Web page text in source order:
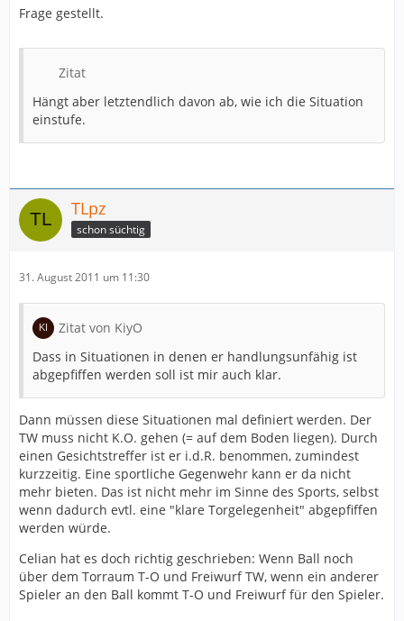
Frage gestellt.
Zitat
Hängt aber letztendlich davon ab, wie ich die Situation
einstufe.
TLpz
schon süchtig
31. August 2011 um 11:30
Zitat von KiyO
Dass in Situationen in denen er handlungsunfähig ist
abgepfiffen werden soll ist mir auch klar.
Dann müssen diese Situationen mal definiert werden. Der
TW muss nicht K.O. gehen (= auf dem Boden liegen). Durch
einen Gesichtstreffer ist er i.d.R. benommen, zumindest
kurzzeitig. Eine sportliche Gegenwehr kann er da nicht
mehr bieten. Das ist nicht mehr im Sinne des Sports, selbst
wenn dadurch evtl. eine "klare Torgelegenheit" abgepfiffen
werden würde.
Celian hat es doch richtig geschrieben: Wenn Ball noch
über dem Torraum T-O und Freiwurf TW, wenn ein anderer
Spieler an den Ball kommt T-O und Freiwurf für den Spieler.